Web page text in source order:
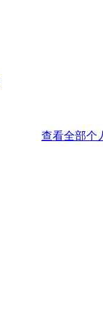
查看全部个